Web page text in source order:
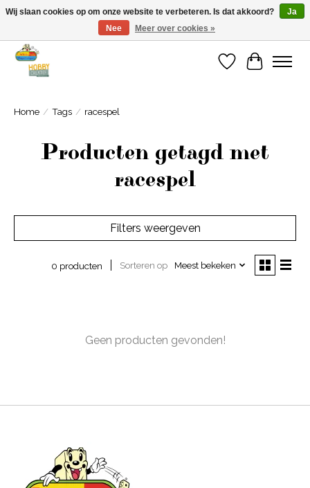
Welkom bij Cadeauhuis Wageningen
Verlanglijst
Home / Tags / racespel
Producten getagd met
racespel
Filters weergeven
0 producten Sorteren op Meest bekeken
Geen producten gevonden!
Wij slaan cookies op om onze website te verbeteren. Is dat akkoord?
Ja
Nee
Meer over cookies »